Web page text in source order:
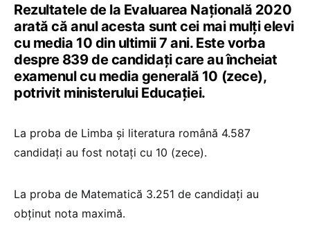
Rezultatele de la Evaluarea Naţională 2020
arată că anul acesta sunt cei mai mulţi elevi
cu media 10 din ultimii 7 ani. Este vorba
despre 839 de candidați care au încheiat
examenul cu media generală 10 (zece),
potrivit ministerului Educaţiei.
La proba de Limba și literatura română 4.587
candidați au fost notați cu 10 (zece).
La proba de Matematică 3.251 de candidați au
obținut nota maximă.